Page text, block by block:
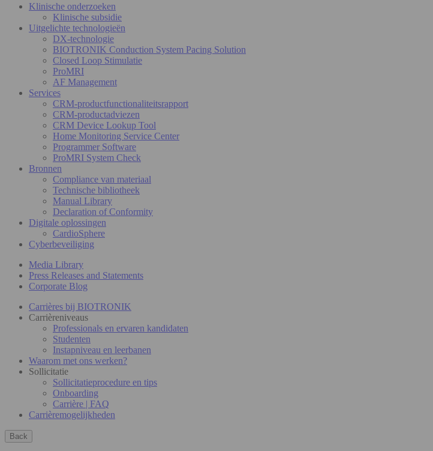
Klinische onderzoeken
Klinische subsidie
Uitgelichte technologieën
DX-technologie
BIOTRONIK Conduction System Pacing Solution
Closed Loop Stimulatie
ProMRI
AF Management
Services
CRM-productfunctionaliteitsrapport
CRM-productadviezen
CRM Device Lookup Tool
Home Monitoring Service Center
Programmer Software
ProMRI System Check
Bronnen
Compliance van materiaal
Technische bibliotheek
Manual Library
Declaration of Conformity
Digitale oplossingen
CardioSphere
Cyberbeveiliging
Media Library
Press Releases and Statements
Corporate Blog
Carrières bij BIOTRONIK
Carrièreniveaus
Professionals en ervaren kandidaten
Studenten
Instapniveau en leerbanen
Waarom met ons werken?
Sollicitatie
Sollicitatieprocedure en tips
Onboarding
Carrière | FAQ
Carrièremogelijkheden
Back